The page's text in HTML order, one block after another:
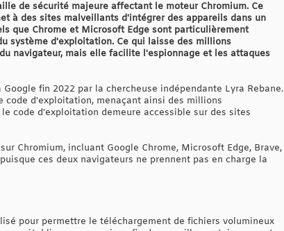
de sécurité majeure affectant le moteur Chromium. Ce
à des sites malveillants d'intégrer des appareils dans un
que Chrome et Microsoft Edge sont particulièrement
système d'exploitation. Ce qui laisse des millions
navigateur, mais elle facilite l'espionnage et les attaques
fin 2022 par la chercheuse indépendante Lyra Rebane.
d'exploitation, menaçant ainsi des millions
code d'exploitation demeure accessible sur des sites
Chromium, incluant Google Chrome, Microsoft Edge, Brave,
ces deux navigateurs ne prennent pas en charge la
pour permettre le téléchargement de fichiers volumineux